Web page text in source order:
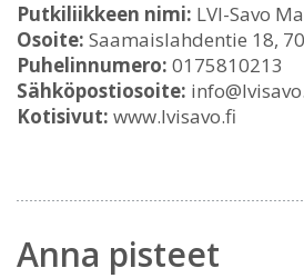
Putkiliikkeen nimi: LVI-Savo
Osoite: Saamaislahdentie 18,
Puhelinnumero: 0175810213
Sähköpostiosoite:
Kotisivut: www.lvisavo.fi
Anna pisteet